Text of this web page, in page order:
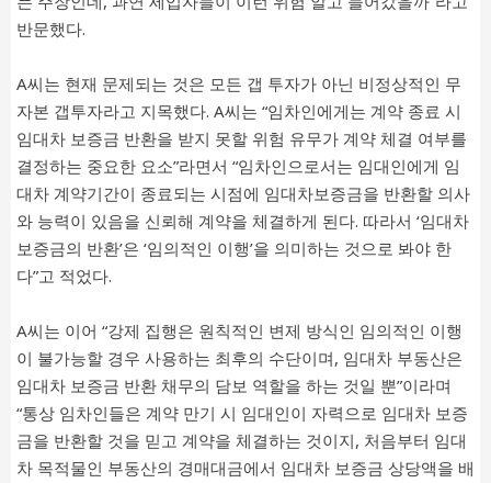
반문했다.
A씨는 현재 문제되는 것은 모든 갭 투자가 아닌 비정상적인 무
자본 갭투자라고 지목했다. A씨는 “임차인에게는 계약 종료 시
임대차 보증금 반환을 받지 못할 위험 유무가 계약 체결 여부를
결정하는 중요한 요소”라면서 “임차인으로서는 임대인에게 임
대차 계약기간이 종료되는 시점에 임대차보증금을 반환할 의사
와 능력이 있음을 신뢰해 계약을 체결하게 된다. 따라서 ‘임대차
보증금의 반환’은 ‘임의적인 이행’을 의미하는 것으로 봐야 한
다”고 적었다.
A씨는 이어 “강제 집행은 원칙적인 변제 방식인 임의적인 이행
이 불가능할 경우 사용하는 최후의 수단이며, 임대차 부동산은
임대차 보증금 반환 채무의 담보 역할을 하는 것일 뿐”이라며
“통상 임차인들은 계약 만기 시 임대인이 자력으로 임대차 보증
금을 반환할 것을 믿고 계약을 체결하는 것이지, 처음부터 임대
차 목적물인 부동산의 경매대금에서 임대차 보증금 상당액을 배